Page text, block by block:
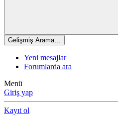
Gelişmiş Arama…
Yeni mesajlar
Forumlarda ara
Menü
Giriş yap
Kayıt ol